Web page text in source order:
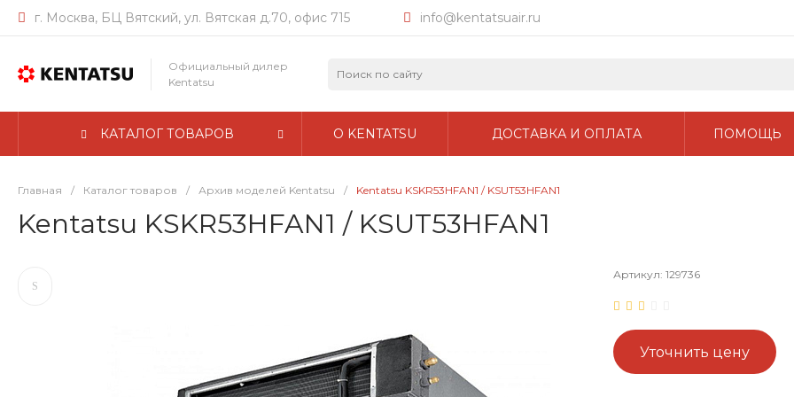
г. Москва, БЦ Вятский, ул. Вятская д.70, офис 715 info@kentatsuair.ru
Официальный дилер
Kentatsu
КАТАЛОГ ТОВАРОВ О KENTATSU ДОСТАВКА И ОПЛАТА ПОМОЩЬ
Главная / Каталог товаров / Архив моделей Kentatsu / Kentatsu KSKR53HFAN1 / KSUT53HFAN1
Kentatsu KSKR53HFAN1 / KSUT53HFAN1
Артикул: 129736
Уточнить цену